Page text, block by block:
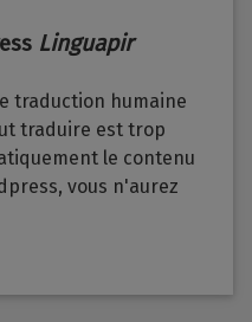
Linguapir
traduction humaine
traduire est trop
le contenu
vous n'aurez